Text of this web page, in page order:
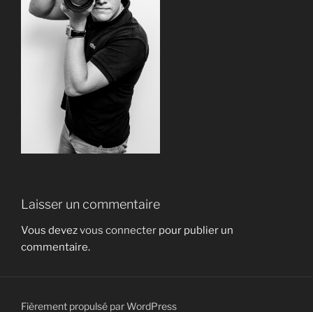
Laisser un commentaire
Vous devezvous connecter pour publier un
commentaire.
Fièrement propulsé par WordPress